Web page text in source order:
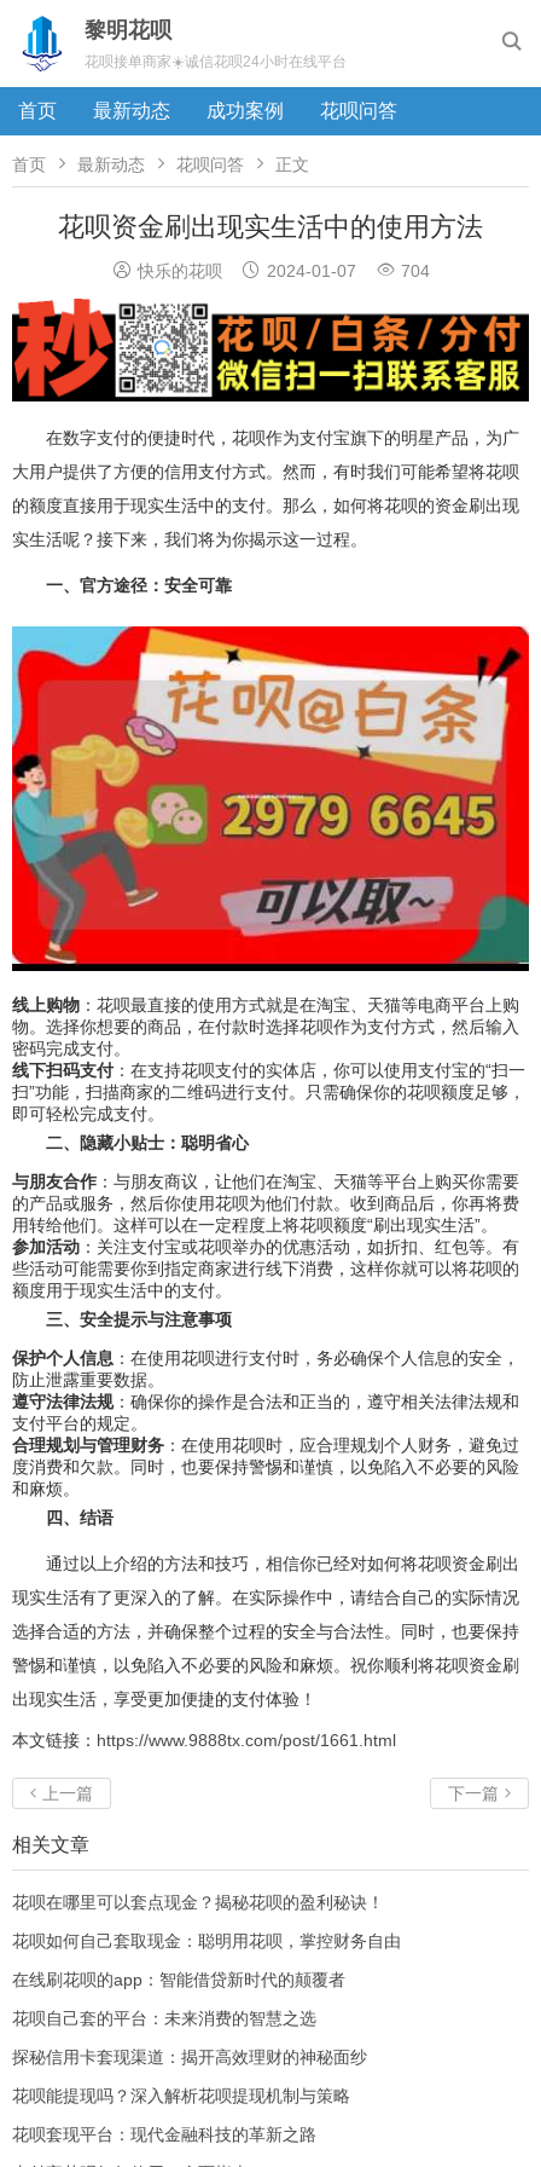

黎明花呗
花呗接单商家☀️诚信花呗24小时在线平台
首页 最新动态 成功案例 花呗问答
首页  最新动态  花呗问答  正文
花呗资金刷出现实生活中的使用方法
 快乐的花呗  2024-01-07  704
在数字支付的便捷时代，花呗作为支付宝旗下的明星产品，为广
大用户提供了方便的信用支付方式。然而，有时我们可能希望将花呗
的额度直接用于现实生活中的支付。那么，如何将花呗的资金刷出现
实生活呢？接下来，我们将为你揭示这一过程。
一、官方途径：安全可靠
线上购物 ：花呗最直接的使用方式就是在淘宝、天猫等电商平台上购
物。选择你想要的商品，在付款时选择花呗作为支付方式，然后输入
密码完成支付。
线下扫码支付 ：在支持花呗支付的实体店，你可以使用支付宝的“扫一
扫”功能，扫描商家的二维码进行支付。只需确保你的花呗额度足够，
即可轻松完成支付。
二、隐藏小贴士：聪明省心
与朋友合作 ：与朋友商议，让他们在淘宝、天猫等平台上购买你需要
的产品或服务，然后你使用花呗为他们付款。收到商品后，你再将费
用转给他们。这样可以在一定程度上将花呗额度“刷出现实生活”。
参加活动 ：关注支付宝或花呗举办的优惠活动，如折扣、红包等。有
些活动可能需要你到指定商家进行线下消费，这样你就可以将花呗的
额度用于现实生活中的支付。
三、安全提示与注意事项
保护个人信息 ：在使用花呗进行支付时，务必确保个人信息的安全，
防止泄露重要数据。
遵守法律法规：确保你的操作是合法和正当的，遵守相关法律法规和
支付平台的规定。
合理规划与管理财务 ：在使用花呗时，应合理规划个人财务，避免过
度消费和欠款。同时，也要保持警惕和谨慎，以免陷入不必要的风险
和麻烦。
四、结语
通过以上介绍的方法和技巧，相信你已经对如何将花呗资金刷出
现实生活有了更深入的了解。在实际操作中，请结合自己的实际情况
选择合适的方法，并确保整个过程的安全与合法性。同时，也要保持
警惕和谨慎，以免陷入不必要的风险和麻烦。祝你顺利将花呗资金刷
出现实生活，享受更加便捷的支付体验！
本文链接： https://www.9888tx.com/post/1661.html
 上一篇 下一篇 
相关文章
花呗在哪里可以套点现金？揭秘花呗的盈利秘诀！
花呗如何自己套取现金：聪明用花呗，掌控财务自由
在线刷花呗的app：智能借贷新时代的颠覆者
花呗自己套的平台：未来消费的智慧之选
探秘信用卡套现渠道：揭开高效理财的神秘面纱
花呗能提现吗？深入解析花呗提现机制与策略
花呗套现平台：现代金融科技的革新之路